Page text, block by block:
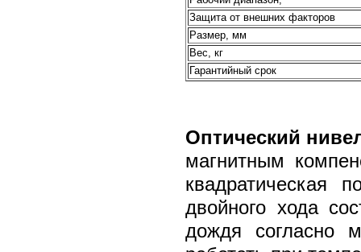
Защита от внешних факторов
Размер, мм
Вес, кг
Гарантийный срок
Оптический
магнитным
квадратическая
двойного хода
дождя согласно